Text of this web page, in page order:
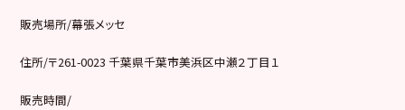
販売場所/幕張メッセ
住所/〒261-0023 千葉県千葉市美浜区中瀬２丁目１
販売時間/